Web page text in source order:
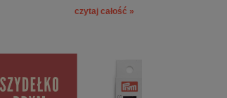
czytaj całość »